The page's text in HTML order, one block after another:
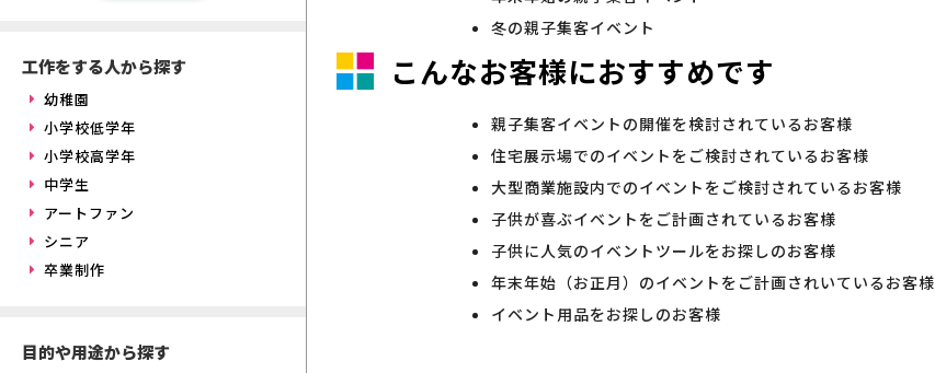
工作をする人から探す
幼稚園
小学校低学年
小学校高学年
中学生
アートファン
シニア
卒業制作
目的や用途から探す
冬の親子集客イベント
こんなお客様におすすめです
親子集客イベントの開催を検討されているお客様
住宅展示場でのイベントをご検討されているお客様
大型商業施設内でのイベントをご検討されているお客様
子供が喜ぶイベントをご計画されているお客様
子供に人気のイベントツールをお探しのお客様
年末年始（お正月）のイベントをご計画されいているお客様
イベント用品をお探しのお客様